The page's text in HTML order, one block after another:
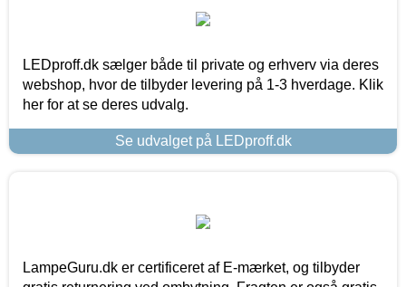
LEDproff.dk sælger både til private og erhverv via deres
webshop, hvor de tilbyder levering på 1-3 hverdage. Klik
her for at se deres udvalg.
Se udvalget på LEDproff.dk
LampeGuru.dk er certificeret af E-mærket, og tilbyder